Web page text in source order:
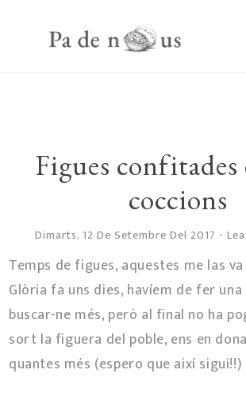
Figues confitades
coccions
Dimarts, 12 De Setembre Del 2017 -
Temps de figues, aquestes me las
Glòria fa uns dies, havíem de fer
buscar-ne més, però al final no ha
sort la figuera del poble, ens en
quantes més (espero que així sigui!!)